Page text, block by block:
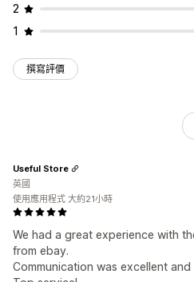
2
1
撰寫評價
We had a great experience with
from ebay.
Communication was excellent
Useful Store
英國
使用應用程式 大約21小時